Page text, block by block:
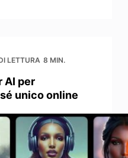
LETTURA 8 MIN.
AI per
unico online